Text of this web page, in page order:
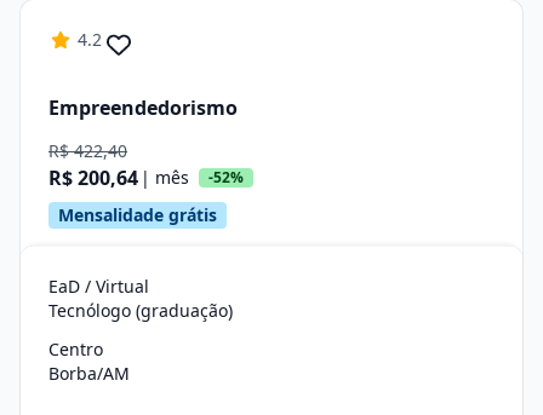
4.2
Empreendedorismo
R$ 422,40
R$ 200,64 | mês -52%
Mensalidade grátis
EaD / Virtual
Tecnólogo (graduação)
Centro
Borba/AM